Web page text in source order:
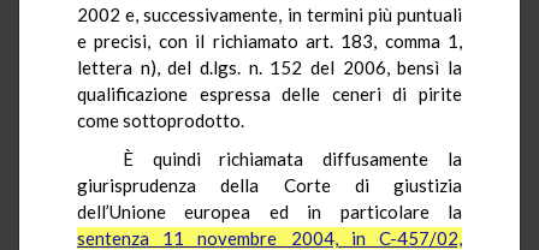
2002 e, successivamente, in termini più puntuali
e precisi, con il richiamato art. 183, comma 1,
lettera n), del d.lgs. n. 152 del 2006, bensì la
qualificazione espressa delle ceneri di pirite
come sottoprodotto.
È quindi richiamata diffusamente la
giurisprudenza della Corte di giustizia
dell’Unione europea ed in particolare la
sentenza 11 novembre 2004, in C-457/02,